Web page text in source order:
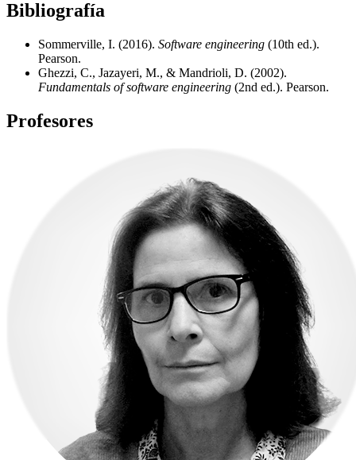
Bibliografía
Sommerville, I. (2016). Software engineering (10th ed.).
Pearson.
Ghezzi, C., Jazayeri, M., & Mandrioli, D. (2002).
Fundamentals of software engineering (2nd ed.). Pearson.
Profesores